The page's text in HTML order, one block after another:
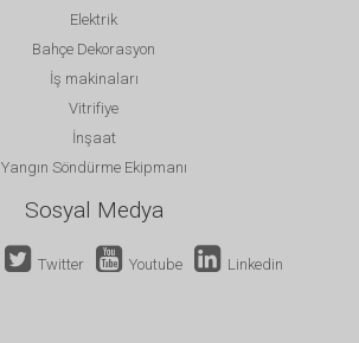
Elektrik
Bahçe Dekorasyon
İş makinaları
Vitrifiye
İnşaat
Yangın Söndürme Ekipmanı
Sosyal Medya
Twitter Youtube Linkedin